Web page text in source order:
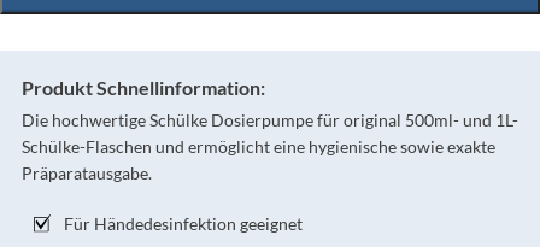
Produkt Schnellinformation:
Die hochwertige Schülke Dosierpumpe für original 500ml- und 1L-
Schülke-Flaschen und ermöglicht eine hygienische sowie exakte
Präparatausgabe.
Für Händedesinfektion geeignet